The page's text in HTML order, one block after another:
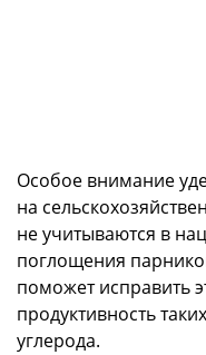
Особое внимание
на
не учитываются в
поглощения
поможет исправить
продуктивность
углерода.